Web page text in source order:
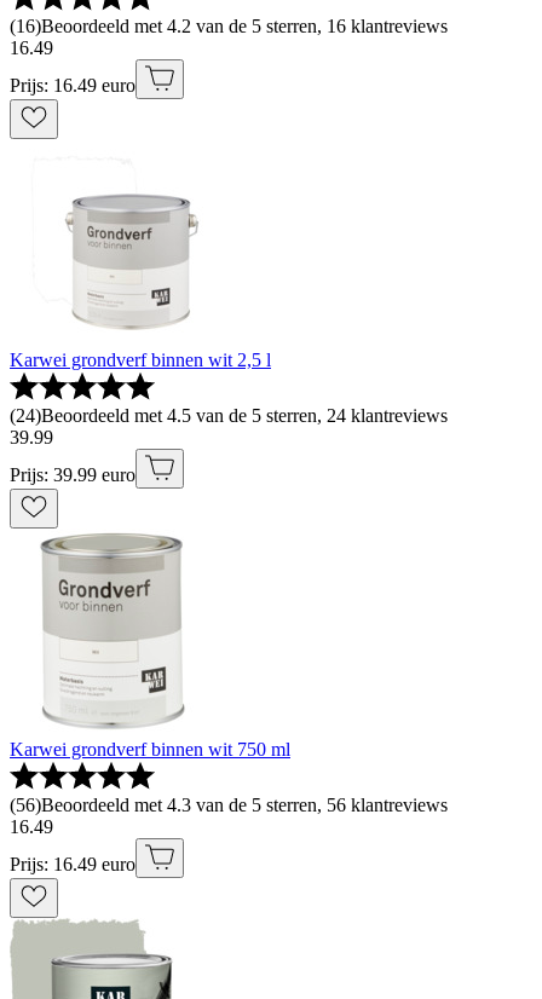
(16)Beoordeeld met 4.2 van de 5 sterren, 16 klantreviews
16.49
Prijs: 16.49 euro
Karwei grondverf binnen wit 2,5 l
(24)Beoordeeld met 4.5 van de 5 sterren, 24 klantreviews
39.99
Prijs: 39.99 euro
Karwei grondverf binnen wit 750 ml
(56)Beoordeeld met 4.3 van de 5 sterren, 56 klantreviews
16.49
Prijs: 16.49 euro